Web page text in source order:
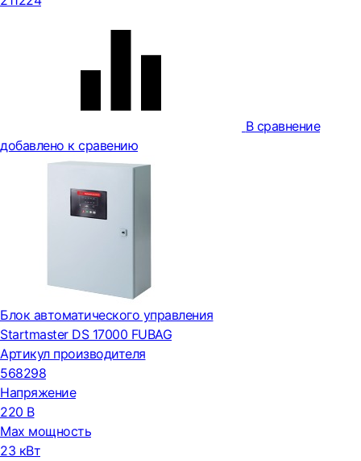
В сравнение
добавлено к сравению
Блок автоматического управления
Startmaster DS 17000 FUBAG
Артикул производителя
568298
Напряжение
220 В
Max мощность
23 кВт